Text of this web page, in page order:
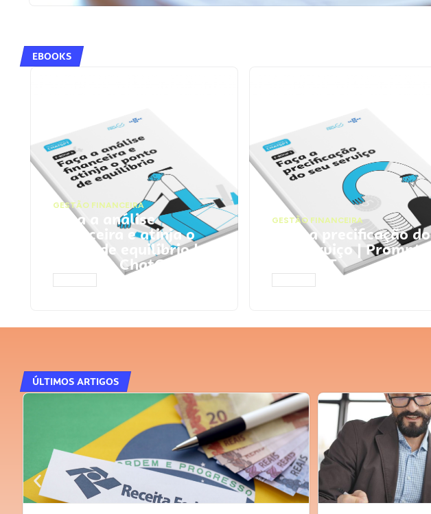
EBOOKS
GESTÃO FINANCEIRA
Faça a análise
financeira e atinja o
ponto de equilíbrio |
Prompts ChatGPT
GESTÃO FINANCEIRA
Faça a precificação do
seu serviço | Prompts
ChatGPT
ÚLTIMOS ARTIGOS